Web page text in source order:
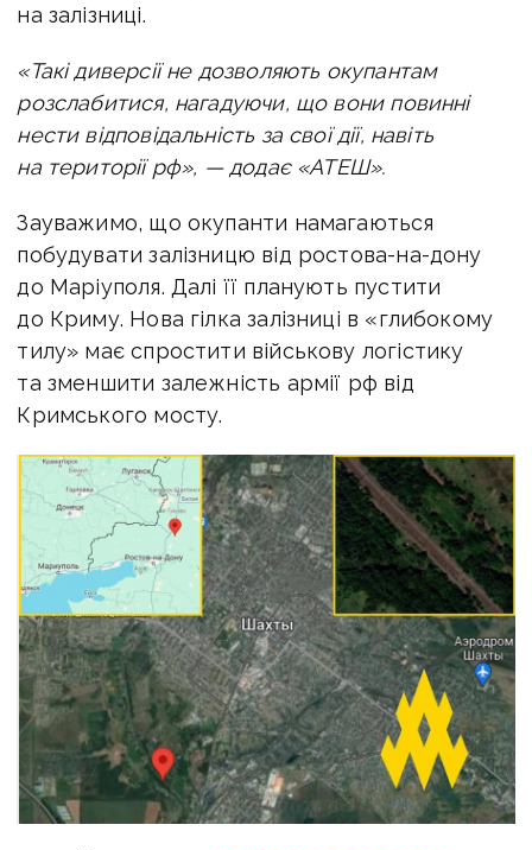
на залізниці.
«Такі диверсії не дозволяють окупантам
розслабитися, нагадуючи, що вони повинні
нести відповідальність за свої дії, навіть
на території рф», — додає «АТЕШ».
Зауважимо, що окупанти намагаються
побудувати залізницю від ростова-на-дону
до Маріуполя. Далі її планують пустити
до Криму. Нова гілка залізниці в «глибокому
тилу» має спростити військову логістику
та зменшити залежність армії рф від
Кримського мосту.